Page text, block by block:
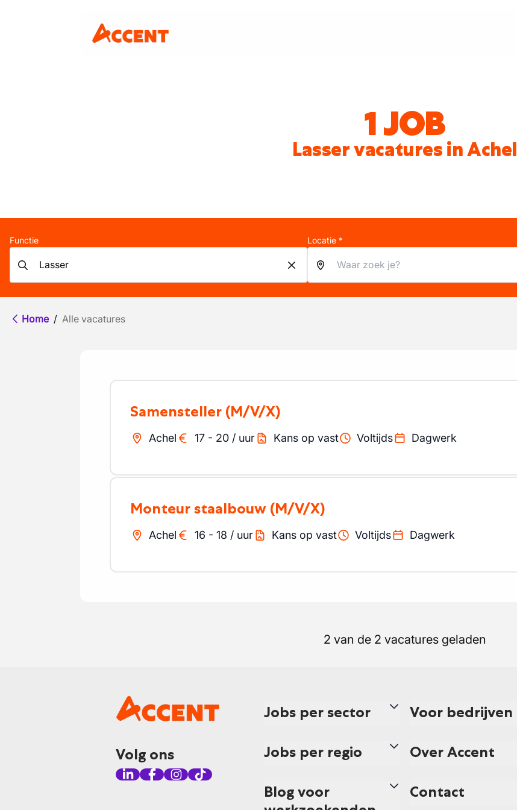
1 JOB
Lasser vacatures in Achel
Functie Locatie *
Home / Alle vacatures
Samensteller (M/V/X)
Achel 17 - 20 / uur Kans op vast Voltijds Dagwerk
Monteur staalbouw (M/V/X)
Achel 16 - 18 / uur Kans op vast Voltijds Dagwerk
2 van de 2 vacatures geladen
Volg ons
Jobs per sector
Jobs per regio
Blog voor
Voor bedrijven
Over Accent
Contact